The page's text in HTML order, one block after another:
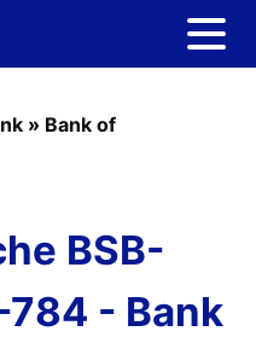
» Bank of
BSB-
784 - Bank